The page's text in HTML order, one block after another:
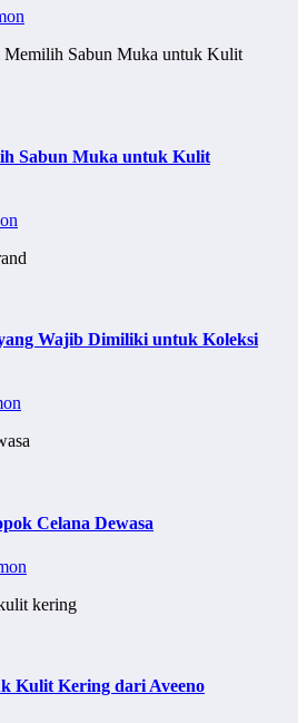
Sabun Muka untuk Kulit
Wajib Dimiliki untuk Koleksi
Celana Dewasa
Kulit Kering dari Aveeno